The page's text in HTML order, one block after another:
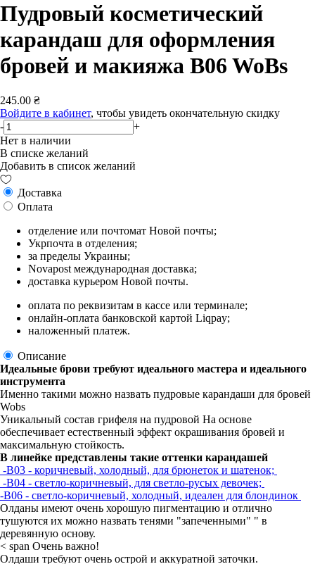
Пудровый косметический
карандаш для оформления
бровей и макияжа B06 WoBs
245.00 ₴
Войдите в кабинет, чтобы увидеть окончательную скидку
-
+
Нет в наличии
В списке желаний
Добавить в список желаний
Доставка
Оплата
отделение или почтомат Новой почты;
Укрпочта в отделения;
за пределы Украины;
Novapost международная доставка;
доставка курьером Новой почты.
оплата по реквизитам в кассе или терминале;
онлайн-оплата банковской картой Liqpay;
наложенный платеж.
Описание
Идеальные брови требуют идеального мастера и идеального
инструмента
Именно такими можно назвать пудровые карандаши для бровей
Wobs
Уникальный состав грифеля на пудровой На основе
обеспечивает естественный эффект окрашивания бровей и
максимальную стойкость.
В линейке представлены такие оттенки карандашей
-В03 - коричневый, холодный, для брюнеток и шатенок;
-В04 - светло-коричневый, для светло-русых девочек;
-В06 - светло-коричневый, холодный, идеален для блондинок
Олданы имеют очень хорошую пигментацию и отлично
тушуются их можно назвать тенями "запеченными" " в
деревянную основу.
< span Очень важно!